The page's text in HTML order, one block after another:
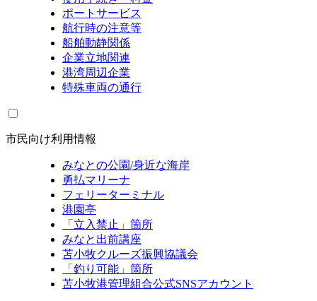
ポートサービス
航行時の注意等
船舶動静関係
企業立地関連
港湾周辺企業
特殊車両の通行
市民向け利用情報
みなとの公園/身近な海岸
勇払マリーナ
フェリーターミナル
港園亭
「立入禁止」箇所
みなと出前講座
苫小牧クルーズ振興協議会
「釣り可能」箇所
苫小牧港管理組合公式SNSアカウント